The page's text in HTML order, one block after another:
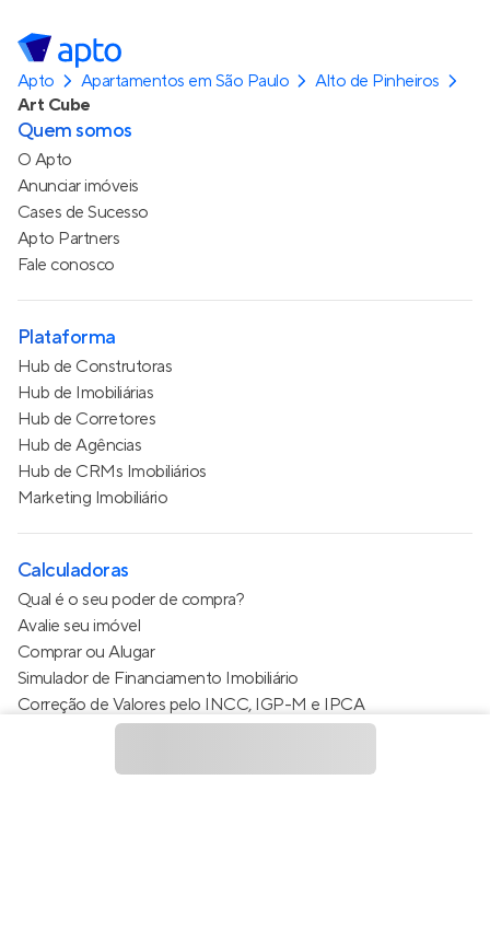
Apto Apartamentos em São Paulo
Alto de Pinheiros
Art Cube
Quem somos
O Apto
Anunciar imóveis
Cases de Sucesso
Apto Partners
Fale conosco
Plataforma
Hub de Construtoras
Hub de Imobiliárias
Hub de Corretores
Hub de Agências
Hub de CRMs Imobiliários
Marketing Imobiliário
Calculadoras
Qual é o seu poder de compra?
Avalie seu imóvel
Comprar ou Alugar
Simulador de Financiamento Imobiliário
Correção de Valores pelo INCC, IGP-M e IPCA
Estimativa de valor do condomínio